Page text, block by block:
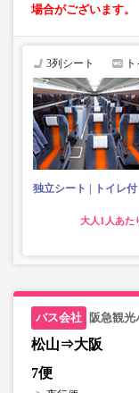
場合がございます。
3列シート
独立シート トイレ付
大人
阪急観
松山⇒大阪
7便